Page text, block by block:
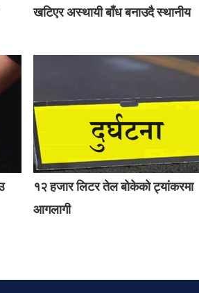
खटिएर अस्थायी बाँध बनाउदै स्थानीय
१२ हजार लिटर तेल बोकेको ट्यांकरमा
आगलागी